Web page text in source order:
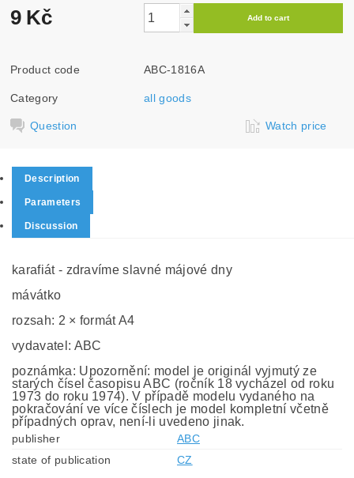
9 Kč
Product code ABC-1816A
Category all goods
Question Watch price
Description
Parameters
Discussion
karafiát - zdravíme slavné májové dny
mávátko
rozsah: 2 × formát A4
vydavatel: ABC
poznámka: Upozornění: model je originál vyjmutý ze
starých čísel časopisu ABC (ročník 18 vycházel od roku
1973 do roku 1974). V případě modelu vydaného na
pokračování ve více číslech je model kompletní včetně
případných oprav, není-li uvedeno jinak.
publisher
ABC
state of publication
CZ